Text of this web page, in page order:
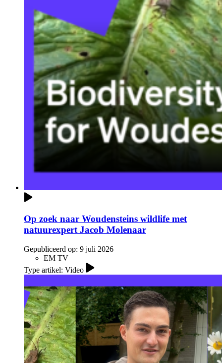
Op zoek naar Woudensteins wildlife met
natuurexpert Jacob Molenaar
Gepubliceerd op: 9 juli 2026
EM TV
Type artikel: Video